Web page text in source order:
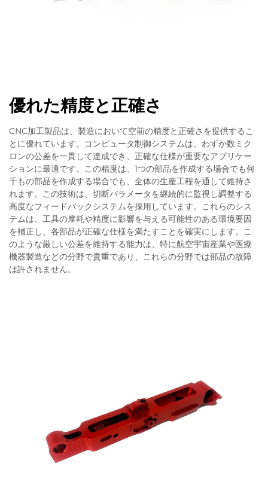
優れた精度と正確さ
CNC加工製品は、製造において空前の精度と正確さを提供するこ
とに優れています。コンピュータ制御システムは、わずか数ミク
ロンの公差を一貫して達成でき、正確な仕様が重要なアプリケー
ションに最適です。この精度は、1つの部品を作成する場合でも何
千もの部品を作成する場合でも、全体の生産工程を通して維持さ
れます。この技術は、切断パラメータを継続的に監視し調整する
高度なフィードバックシステムを採用しています。これらのシス
テムは、工具の摩耗や精度に影響を与える可能性のある環境要因
を補正し、各部品が正確な仕様を満たすことを確実にします。こ
のような厳しい公差を維持する能力は、特に航空宇宙産業や医療
機器製造などの分野で貴重であり、これらの分野では部品の故障
は許されません。